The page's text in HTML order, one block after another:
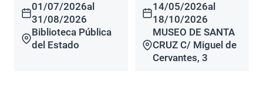
01/07/2026al
31/08/2026
Biblioteca Pública
del Estado
14/05/2026al
18/10/2026
MUSEO DE SANTA
CRUZ C/ Miguel de
Cervantes, 3